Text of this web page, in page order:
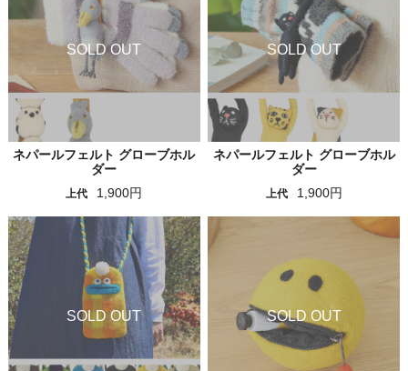
ネパールフェルト グローブホル
ダー
上代 1,900円
ネパールフェルト グローブホル
ダー
上代 1,900円